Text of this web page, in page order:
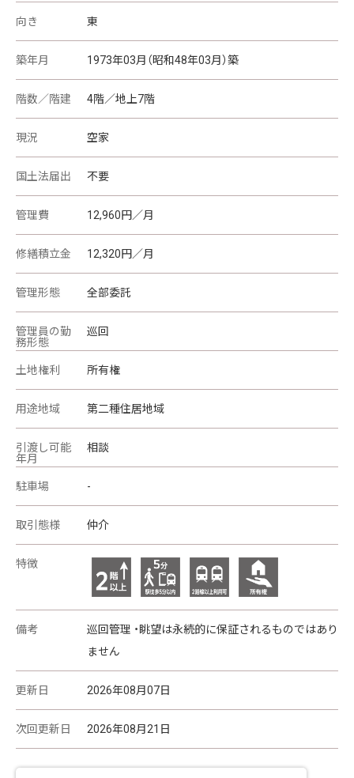
向き 東
築年月 1973年03月（昭和48年03月）築
階数／階建 4階／地上7階
現況 空家
国土法届出 不要
管理費 12,960円／月
修繕積立金 12,320円／月
管理形態 全部委託
管理員の勤
務形態
巡回
土地権利 所有権
用途地域 第二種住居地域
引渡し可能
年月
相談
駐車場 -
取引態様 仲介
特徴
備考
巡回管理 ・眺望は永続的に保証されるものではあり
ません
更新日 2026年08月07日
次回更新日 2026年08月21日